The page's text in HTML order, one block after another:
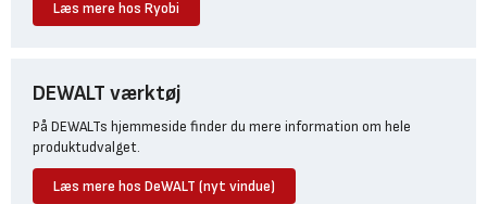
Læs mere hos Ryobi
DEWALT værktøj
På DEWALTs hjemmeside finder du mere information om hele
produktudvalget.
Læs mere hos DeWALT (nyt vindue)